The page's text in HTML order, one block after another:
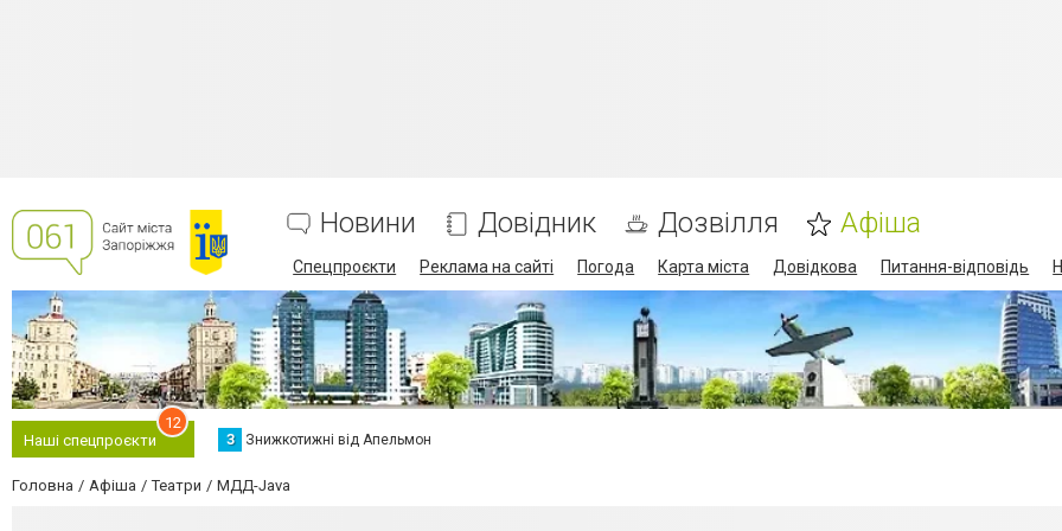
Новини Довідник Дозвілля Афіша
Спецпроєкти Реклама на сайті Погода Карта міста Довідкова Питання-відповідь
Наші спецпроєкти
12
З Знижкотижні від Апельмон
Головна Афіша Театри МДД-Java